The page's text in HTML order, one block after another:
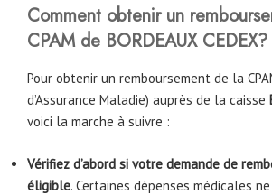
Comment obtenir un
CPAM de BORDEAUX CEDEX?
Pour obtenir un remboursement de la
d’Assurance Maladie) auprès de la caisse
voici la marche à suivre :
Vérifiez d’abord si votre demande de
éligible. Certaines dépenses médicales